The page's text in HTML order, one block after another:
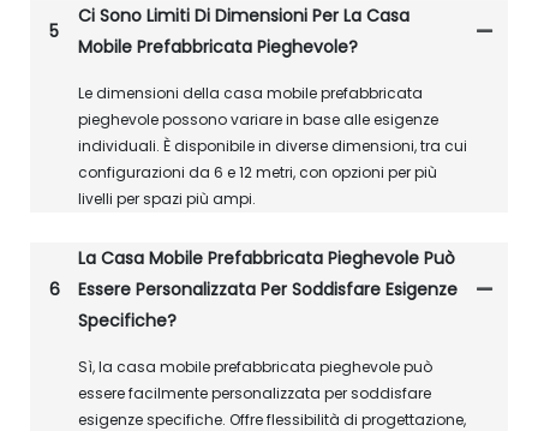
5
Ci Sono Limiti Di Dimensioni Per La Casa
Mobile Prefabbricata Pieghevole?
Le dimensioni della casa mobile prefabbricata
pieghevole possono variare in base alle esigenze
individuali. È disponibile in diverse dimensioni, tra cui
configurazioni da 6 e 12 metri, con opzioni per più
livelli per spazi più ampi.
6
La Casa Mobile Prefabbricata Pieghevole Può
Essere Personalizzata Per Soddisfare Esigenze
Specifiche?
Sì, la casa mobile prefabbricata pieghevole può
essere facilmente personalizzata per soddisfare
esigenze specifiche. Offre flessibilità di progettazione,